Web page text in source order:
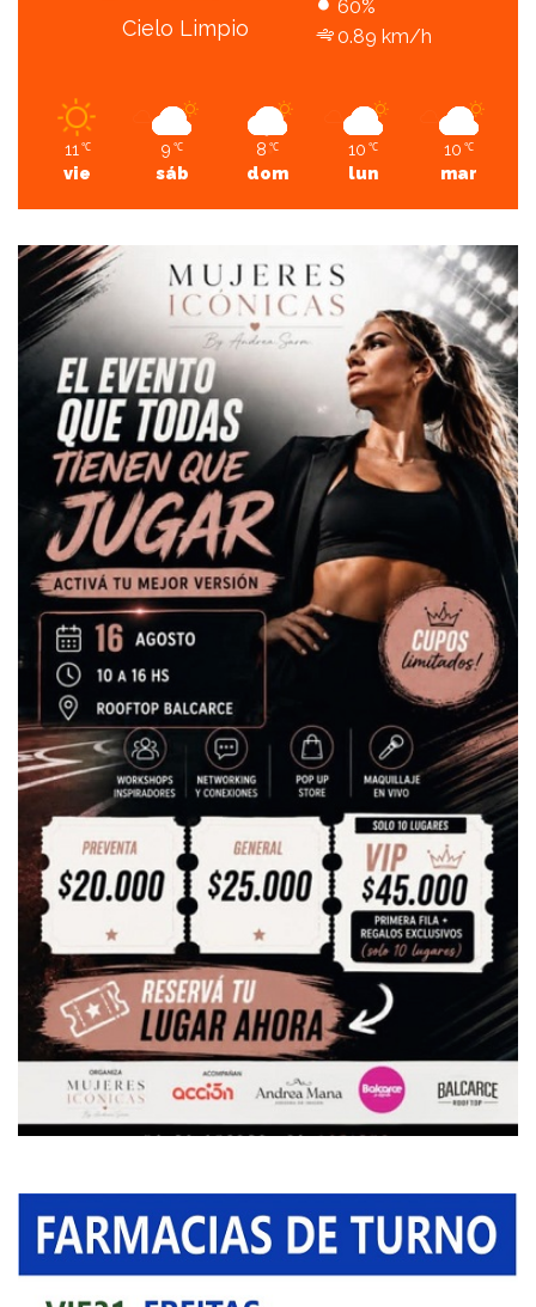
Cielo Limpio
60%
0.89 km/h
11 ℃
vie
9 ℃
sáb
8 ℃
dom
10 ℃
lun
10 ℃
mar